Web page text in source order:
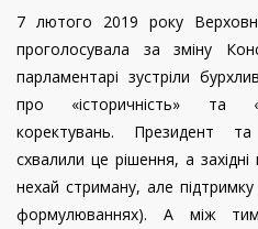
7 лютого 2019 року
проголосувала за зміну
парламентарі зустріли
про «історичність» та
коректувань. Президент та
схвалили це рішення, а
нехай стриману, але
формулюваннях). А між